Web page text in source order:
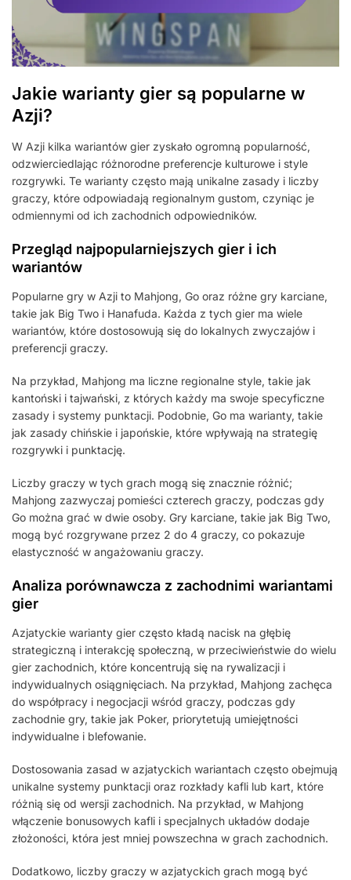
Jakie warianty gier są popularne w
Azji?
W Azji kilka wariantów gier zyskało ogromną popularność,
odzwierciedlając różnorodne preferencje kulturowe i style
rozgrywki. Te warianty często mają unikalne zasady i liczby
graczy, które odpowiadają regionalnym gustom, czyniąc je
odmiennymi od ich zachodnich odpowiedników.
Przegląd najpopularniejszych gier i ich
wariantów
Popularne gry w Azji to Mahjong, Go oraz różne gry karciane,
takie jak Big Two i Hanafuda. Każda z tych gier ma wiele
wariantów, które dostosowują się do lokalnych zwyczajów i
preferencji graczy.
Na przykład, Mahjong ma liczne regionalne style, takie jak
kantoński i tajwański, z których każdy ma swoje specyficzne
zasady i systemy punktacji. Podobnie, Go ma warianty, takie
jak zasady chińskie i japońskie, które wpływają na strategię
rozgrywki i punktację.
Liczby graczy w tych grach mogą się znacznie różnić;
Mahjong zazwyczaj pomieści czterech graczy, podczas gdy
Go można grać w dwie osoby. Gry karciane, takie jak Big Two,
mogą być rozgrywane przez 2 do 4 graczy, co pokazuje
elastyczność w angażowaniu graczy.
Analiza porównawcza z zachodnimi wariantami
gier
Azjatyckie warianty gier często kładą nacisk na głębię
strategiczną i interakcję społeczną, w przeciwieństwie do wielu
gier zachodnich, które koncentrują się na rywalizacji i
indywidualnych osiągnięciach. Na przykład, Mahjong zachęca
do współpracy i negocjacji wśród graczy, podczas gdy
zachodnie gry, takie jak Poker, priorytetują umiejętności
indywidualne i blefowanie.
Dostosowania zasad w azjatyckich wariantach często obejmują
unikalne systemy punktacji oraz rozkłady kafli lub kart, które
różnią się od wersji zachodnich. Na przykład, w Mahjong
włączenie bonusowych kafli i specjalnych układów dodaje
złożoności, która jest mniej powszechna w grach zachodnich.
Dodatkowo, liczby graczy w azjatyckich grach mogą być